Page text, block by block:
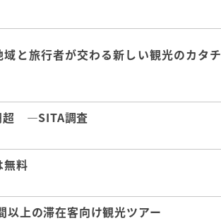
と旅行者が交わる新しい観光のカタチ
超 ―SITA調査
無料
上の滞在客向け観光ツアー